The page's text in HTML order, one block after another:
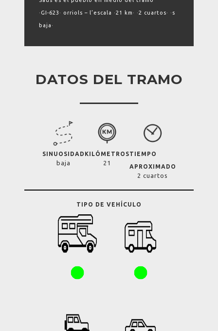
·GI-623· orriols – l’escala ·21 km· ·2 cuartos· ·s
baja·
DATOS DEL TRAMO
SINUOSIDAD
baja
KILÓMETROS
21
TIEMPO
APROXIMADO
2 cuartos
TIPO DE VEHÍCULO